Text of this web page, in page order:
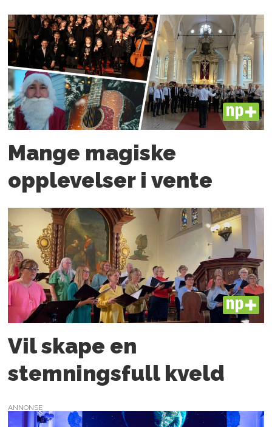
PLUS
Mange magiske
opplevelser i vente
PLUS
Vil skape en
stemningsfull kveld
ANNONSE